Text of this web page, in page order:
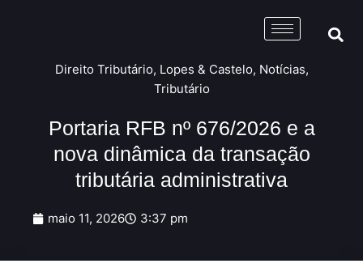
Direito Tributário, Lopes & Castelo, Notícias,
Tributário
Portaria RFB nº 676/2026 e a
nova dinâmica da transação
tributária administrativa
maio 11, 2026 3:37 pm